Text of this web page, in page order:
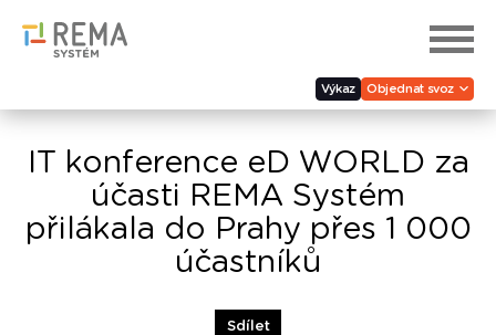
Výkaz Objednat svoz
IT konference eD WORLD za
účasti REMA Systém
přilákala do Prahy přes 1 000
účastníků
Sdílet